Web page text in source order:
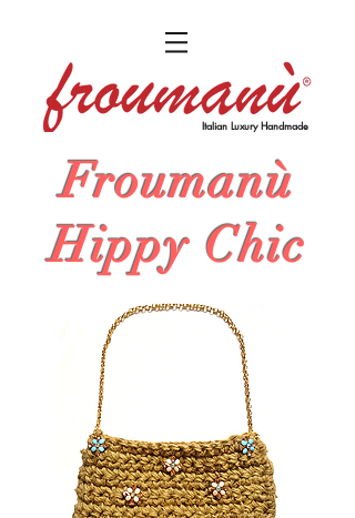
Italian Luxury Handmade
Froumanù
Hippy Chic